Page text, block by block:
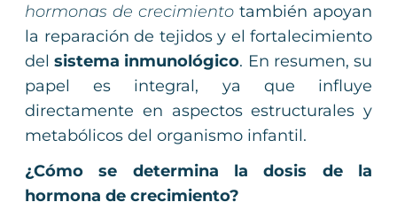
hormonas de crecimiento también apoyan
la reparación de tejidos y el fortalecimiento
delsistema inmunológico. En resumen, su
papel es integral, ya que influye
directamente en aspectos estructurales y
metabólicos del organismo infantil.
¿Cómo se determina la dosis de la
hormona de crecimiento?